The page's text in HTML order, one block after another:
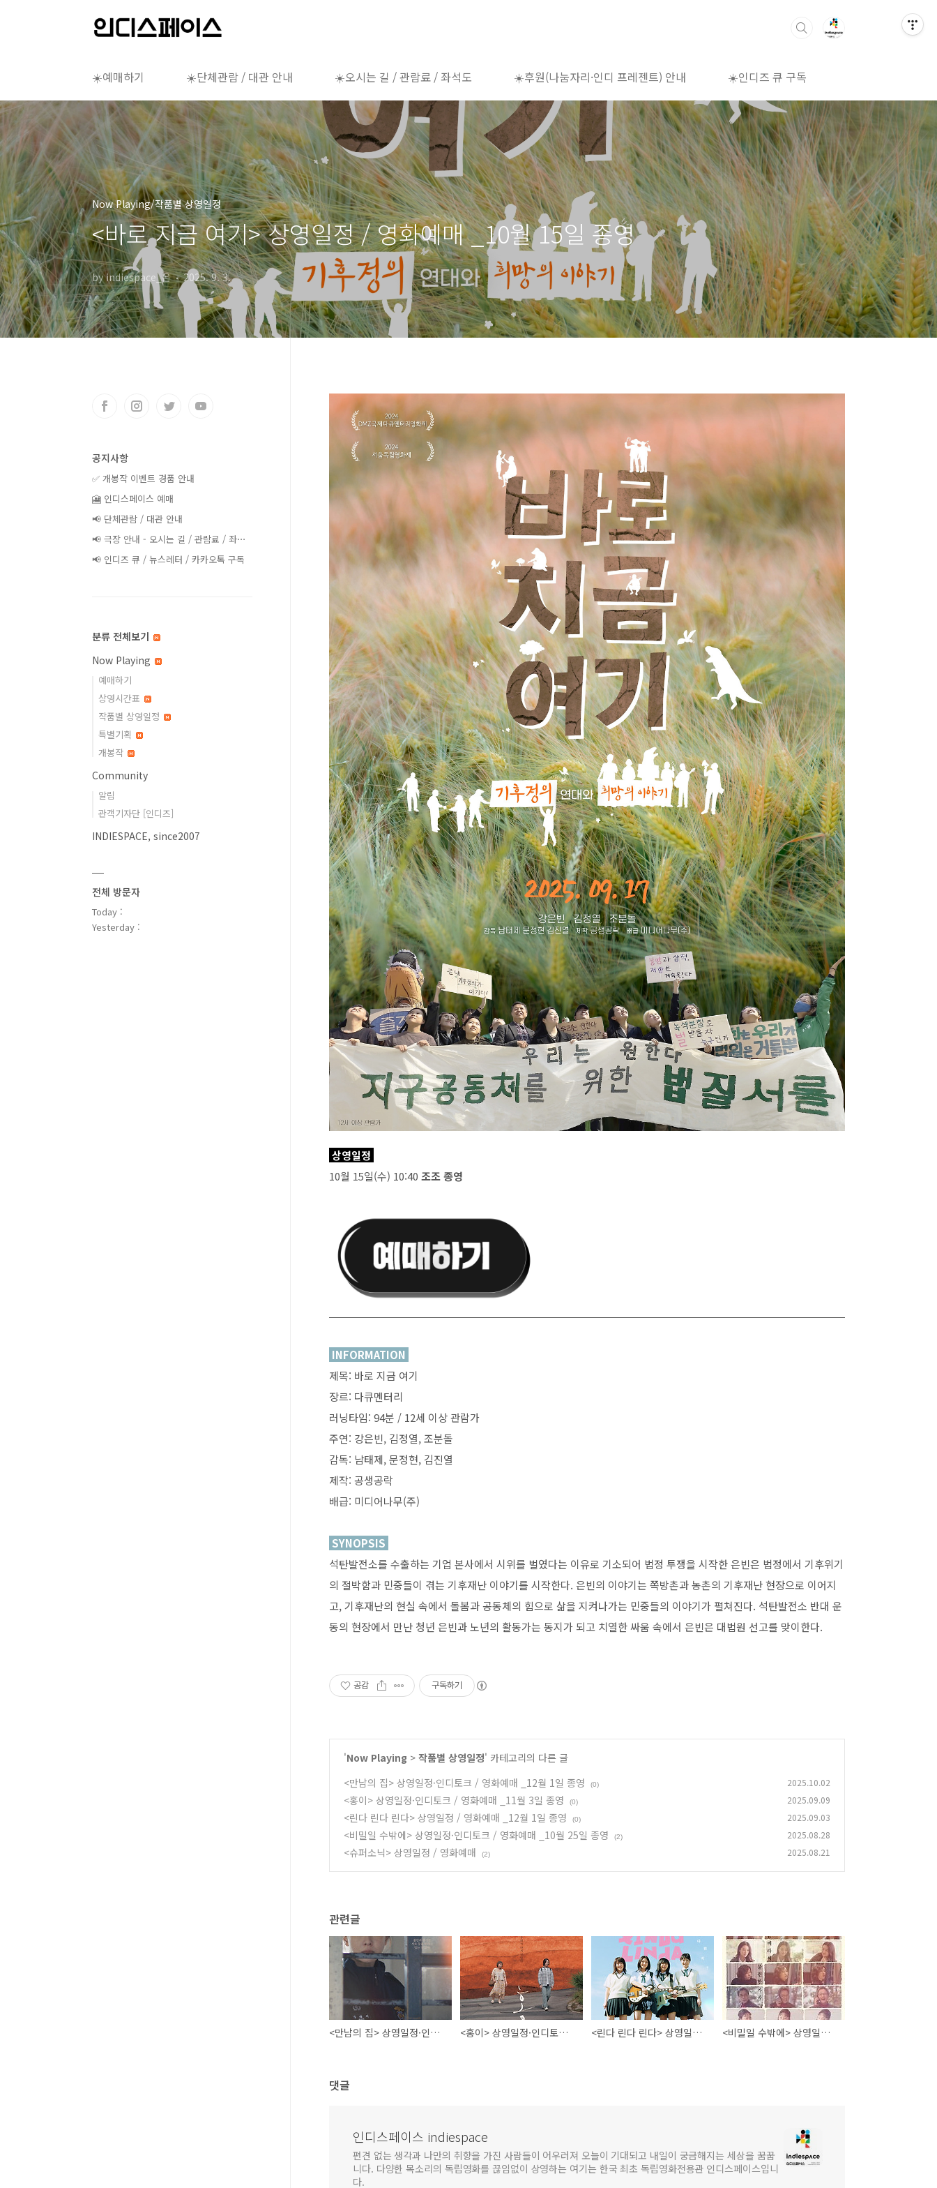
☀️예매하기 ☀️단체관람 / 대관 안내 ☀️오시는 길 / 관람료 / 좌석도 ☀️후원(나눔자리·인디 프레젠트) 안내 ☀️인디즈 큐 구독
Now Playing/작품별 상영일정
<바로 지금 여기> 상영일정 / 영화예매 _10월 15일 종영
by indiespace_은 2025. 9. 3.
상영일정
10월 15일(수) 10:40 조조 종영
INFORMATION
제목: 바로 지금 여기
장르: 다큐멘터리
러닝타임: 94분 / 12세 이상 관람가
주연: 강은빈, 김정열, 조분돌
감독: 남태제, 문정현, 김진열
제작: 공생공락
배급: 미디어나무(주)
SYNOPSIS
석탄발전소를 수출하는 기업 본사에서 시위를 벌였다는 이유로 기소되어 법정 투쟁을 시작한 은빈은 법정에서 기후위기
의 절박함과 민중들이 겪는 기후재난 이야기를 시작한다. 은빈의 이야기는 쪽방촌과 농촌의 기후재난 현장으로 이어지
고, 기후재난의 현실 속에서 돌봄과 공동체의 힘으로 삶을 지켜나가는 민중들의 이야기가 펼쳐진다. 석탄발전소 반대 운
동의 현장에서 만난 청년 은빈과 노년의 활동가는 동지가 되고 치열한 싸움 속에서 은빈은 대법원 선고를 맞이한다.
공감 구독하기
'Now Playing > 작품별 상영일정' 카테고리의 다른 글
<만남의 집> 상영일정·인디토크 / 영화예매 _12월 1일 종영
(0) 2025.10.02
<홍이> 상영일정·인디토크 / 영화예매 _11월 3일 종영 (0) 2025.09.09
<린다 린다 린다> 상영일정 / 영화예매 _12월 1일 종영 (0) 2025.09.03
<비밀일 수밖에> 상영일정·인디토크 / 영화예매 _10월 25일 종영 (2) 2025.08.28
<슈퍼소닉> 상영일정 / 영화예매 (2) 2025.08.21
관련글
<만남의 집> 상영일정·인디토크 / 영화예매 _12월 1일 종영 <홍이> 상영일정·인디토크 / 영화예매 _11월 3일 종영 <린다 린다 린다> 상영일정 / 영화예매 _12월 1일 종영 <비밀일 수밖에> 상영일정·인디토크 / 영화예매 _10월 25일 종영
댓글
인디스페이스 indiespace
편견 없는 생각과 나만의 취향을 가진 사람들이 어우러져 오늘이 기대되고 내일이 궁금해지는 세상을 꿈꿉
니다. 다양한 목소리의 독립영화를 끊임없이 상영하는 여기는 한국 최초 독립영화전용관 인디스페이스입니
다.
공지사항
✅ 개봉작 이벤트 경품 안내
🎦 인디스페이스 예매
📢 단체관람 / 대관 안내
📢 극장 안내 - 오시는 길 / 관람료 / 좌⋯
📢 인디즈 큐 / 뉴스레터 / 카카오톡 구독
분류 전체보기
Now Playing
예매하기
상영시간표
작품별 상영일정
특별기획
개봉작
Community
알림
관객기자단 [인디즈]
INDIESPACE, since2007
전체 방문자
Today :
Yesterday :